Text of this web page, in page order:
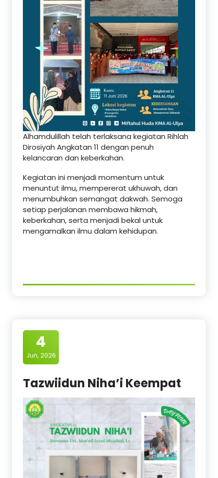
Alhamdulillah telah terlaksana kegiatan Rihlah
Dirosiyah Angkatan 11 dengan penuh
kelancaran dan keberkahan.
Kegiatan ini menjadi momentum untuk
menuntut ilmu, mempererat ukhuwah, dan
menumbuhkan semangat dakwah. Semoga
setiap perjalanan membawa hikmah,
keberkahan, serta menjadi bekal untuk
mengamalkan ilmu dalam kehidupan.
4
Jun, 2026
Tazwiidun Niha’i Keempat